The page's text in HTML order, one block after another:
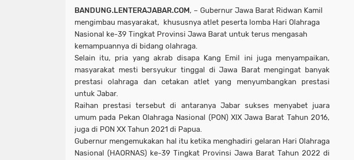
BANDUNG.LENTERAJABAR.COM, – Gubernur Jawa Barat Ridwan Kamil
mengimbau masyarakat, khususnya atlet peserta lomba Hari Olahraga
Nasional ke-39 Tingkat Provinsi Jawa Barat untuk terus mengasah
kemampuannya di bidang olahraga.
Selain itu, pria yang akrab disapa Kang Emil ini juga menyampaikan,
masyarakat mesti bersyukur tinggal di Jawa Barat mengingat banyak
prestasi olahraga dan cetakan atlet yang menyumbangkan prestasi
untuk Jabar.
Raihan prestasi tersebut di antaranya Jabar sukses menyabet juara
umum pada Pekan Olahraga Nasional (PON) XIX Jawa Barat Tahun 2016,
juga di PON XX Tahun 2021 di Papua.
Gubernur mengemukakan hal itu ketika menghadiri gelaran Hari Olahraga
Nasional (HAORNAS) ke-39 Tingkat Provinsi Jawa Barat Tahun 2022 di